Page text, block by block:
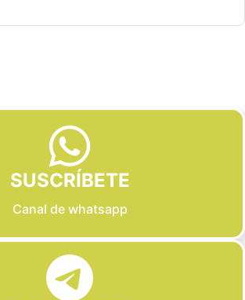
SUSCRÍBETE
Canal de whatsapp